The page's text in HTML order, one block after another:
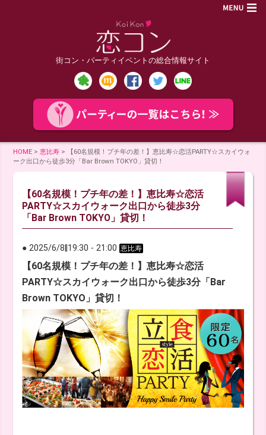
街コン・パーティイベントの総合情報サイト
HOME >恵比寿 >
【60名規模！プチ年の差！】恵比寿☆恋活PARTY☆スカイウォ
ーク出口から徒歩3分「Bar Brown TOKYO」貸切！
【60名規模！プチ年の差！】恵比寿☆恋活
PARTY☆スカイウォーク出口から徒歩3分
「Bar Brown TOKYO」貸切！
● 2025/6/8 19:30 - 21:00 恵比寿
【60名規模！プチ年の差！】恵比寿☆恋活
PARTY☆スカイウォーク出口から徒歩3分「Bar
Brown TOKYO」貸切！